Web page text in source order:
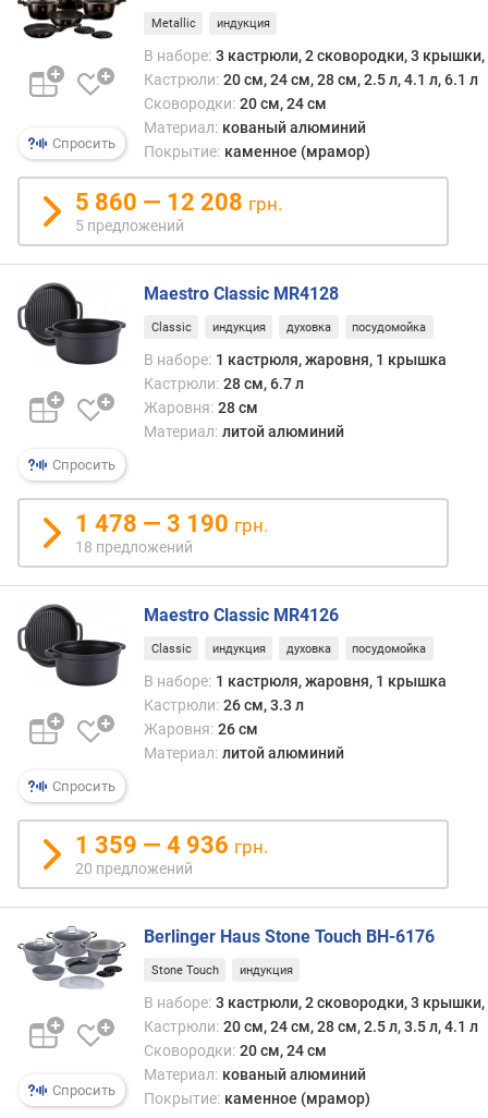
д
м
т
о
е
о
п
р
е
д
е
т
в
о
а
с
р
ю
и
к
р
о
д
к
и
с
Спросить
Metallic индукция
В наборе: 3 кастрюли, 2 сковородки, 3
Кастрюли: 20 см, 24 см, 28 см, 2.5 л, 4.1 л, 6.1 л
Сковородки: 20 см, 24 см
Материал: кованый алюминий
Покрытие: каменное (мрамор)
5 860 — 12 208 грн.
5 предложений
Спросить
Maestro Classic MR4128
Classic индукция духовка посудомойка
В наборе: 1 кастрюля, жаровня, 1 крышка
Кастрюли: 28 см, 6.7 л
Жаровня: 28 см
Материал: литой алюминий
1 478 — 3 190 грн.
18 предложений
Спросить
Maestro Classic MR4126
Classic индукция духовка посудомойка
В наборе: 1 кастрюля, жаровня, 1 крышка
Кастрюли: 26 см, 3.3 л
Жаровня: 26 см
Материал: литой алюминий
1 359 — 4 936 грн.
20 предложений
Спросить
Berlinger Haus Stone Touch BH-6176
Stone Touch индукция
В наборе: 3 кастрюли, 2 сковородки, 3
Кастрюли: 20 см, 24 см, 28 см, 2.5 л, 3.5 л, 4.1 л
Сковородки: 20 см, 24 см
Материал: кованый алюминий
Покрытие: каменное (мрамор)